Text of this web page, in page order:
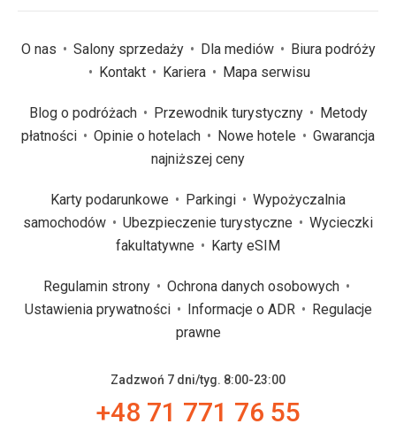
O nas Salony sprzedaży Dla mediów
Biura podróży
Kontakt
Kariera Mapa serwisu
Blog o podróżach Przewodnik turystyczny
Metody
płatności
Opinie o hotelach Nowe hotele
Gwarancja
najniższej ceny
Karty podarunkowe Parkingi
Wypożyczalnia
samochodów
Ubezpieczenie turystyczne
Wycieczki
fakultatywne
Karty eSIM
Regulamin strony
Ochrona danych osobowych
Ustawienia prywatności
Informacje o ADR
Regulacje
prawne
Zadzwoń 7 dni/tyg. 8:00-23:00
+48 71 771 76 55